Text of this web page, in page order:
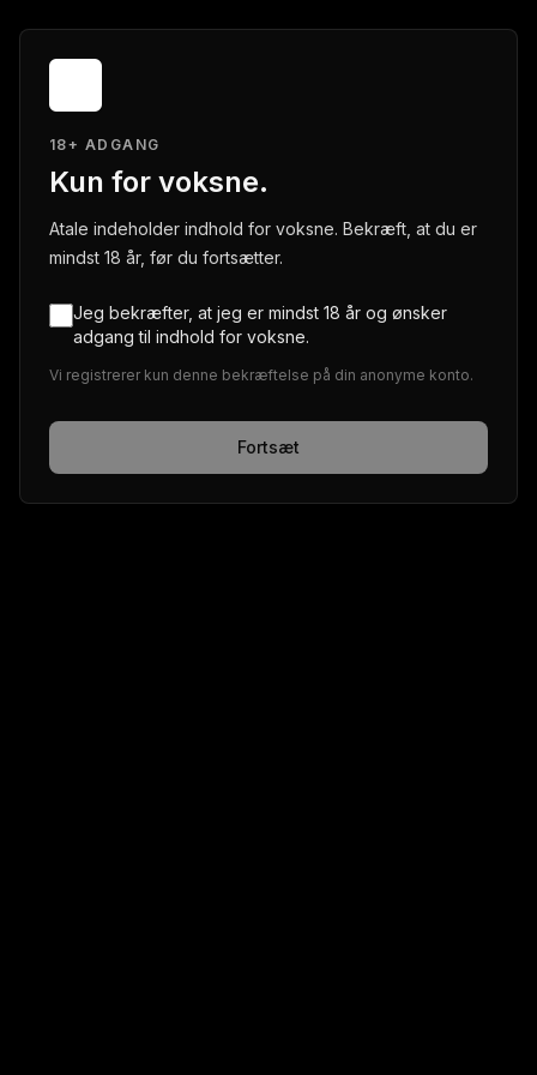
18+ ADGANG
Kun for voksne.
Atale indeholder indhold for voksne. Bekræft, at du er
mindst 18 år, før du fortsætter.
Jeg bekræfter, at jeg er mindst 18 år og ønsker
adgang til indhold for voksne.
Vi registrerer kun denne bekræftelse på din anonyme konto.
Fortsæt